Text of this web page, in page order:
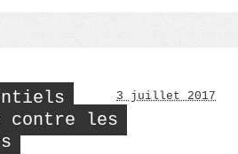
contre les
3 juillet 2017